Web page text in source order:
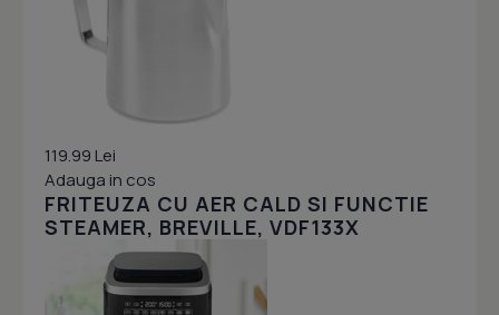
119.99 Lei
Adauga in cos
FRITEUZA CU AER CALD SI FUNCTIE
STEAMER, BREVILLE, VDF133X